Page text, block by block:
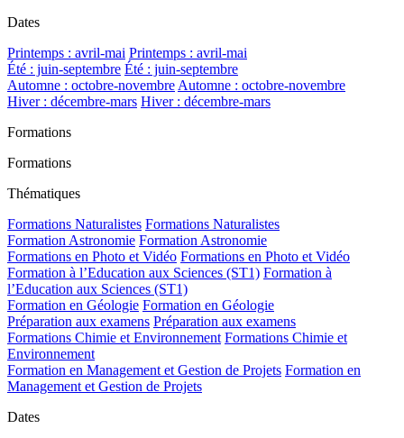
Dates
Printemps : avril-mai Printemps : avril-mai
Été : juin-septembre Été : juin-septembre
Automne : octobre-novembre Automne : octobre-novembre
Hiver : décembre-mars Hiver : décembre-mars
Formations
Formations
Thématiques
Formations Naturalistes Formations Naturalistes
Formation Astronomie Formation Astronomie
Formations en Photo et Vidéo Formations en Photo et Vidéo
Formation à l’Education aux Sciences (ST1) Formation à
l’Education aux Sciences (ST1)
Formation en Géologie Formation en Géologie
Préparation aux examens Préparation aux examens
Formations Chimie et Environnement Formations Chimie et
Environnement
Formation en Management et Gestion de Projets Formation en
Management et Gestion de Projets
Dates